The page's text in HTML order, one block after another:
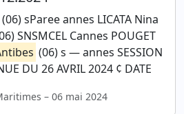
(06) sParee annes LICATA Nina
SNSMCEL Cannes POUGET
(06) s — annes SESSION
DU 26 AVRIL 2024 ¢ DATE
– 06 mai 2024